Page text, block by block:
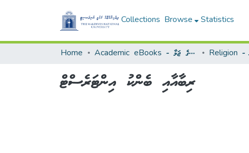
Collections Browse Statistics
Home Academic eBooks - ޢިލްމީ އީފޮތުގެ ޖަމާ
ރިބާއާއި ބެންކު އިންޓަރެސްޓް